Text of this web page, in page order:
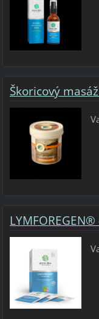
Škoricový
LYMFOREGEN®